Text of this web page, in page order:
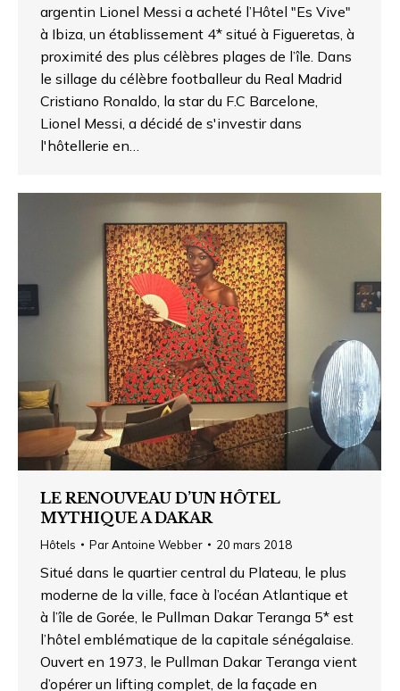
argentin Lionel Messi a acheté l’Hôtel "Es Vive"
à Ibiza, un établissement 4* situé à Figueretas, à
proximité des plus célèbres plages de l’île. Dans
le sillage du célèbre footballeur du Real Madrid
Cristiano Ronaldo, la star du F.C Barcelone,
Lionel Messi, a décidé de s'investir dans
l'hôtellerie en…
LE RENOUVEAU D’UN HÔTEL
MYTHIQUE A DAKAR
Hôtels ParAntoine Webber 20 mars 2018
Situé dans le quartier central du Plateau, le plus
moderne de la ville, face à l’océan Atlantique et
à l’île de Gorée, le Pullman Dakar Teranga 5* est
l’hôtel emblématique de la capitale sénégalaise.
Ouvert en 1973, le Pullman Dakar Teranga vient
d’opérer un lifting complet, de la façade en